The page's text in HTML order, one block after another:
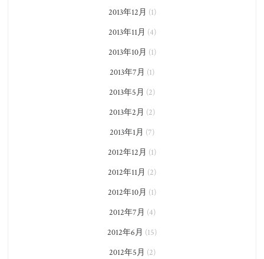
2013年12月 (1)
2013年11月 (4)
2013年10月 (1)
2013年7月 (1)
2013年5月 (2)
2013年2月 (2)
2013年1月 (7)
2012年12月 (1)
2012年11月 (2)
2012年10月 (1)
2012年7月 (4)
2012年6月 (15)
2012年5月 (2)